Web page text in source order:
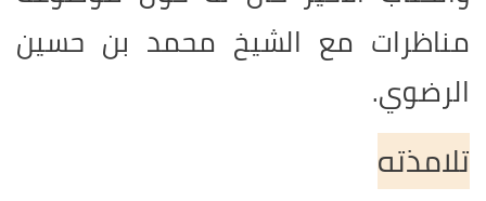
مناظرات مع الشيخ محمد بن حسين
الرضوي.
تلامذته